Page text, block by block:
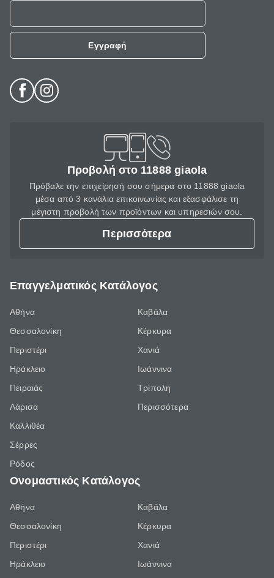
Εγγραφή
Προβολή στο 11888 giaola
Πρόβαλε την επιχείρησή σου σήμερα στο 11888 giaola
μέσα από 3 κανάλια επικοινωνίας και εξασφάλισε τη
μέγιστη προβολή των προϊόντων και υπηρεσιών σου.
Περισσότερα
Επαγγελματικός Κατάλογος
Αθήνα
Θεσσαλονίκη
Περιστέρι
Ηράκλειο
Πειραιάς
Λάρισα
Καλλιθέα
Σέρρες
Ρόδος
Καβάλα
Κέρκυρα
Χανιά
Ιωάννινα
Τρίπολη
Περισσότερα
Ονομαστικός Κατάλογος
Αθήνα
Θεσσαλονίκη
Περιστέρι
Ηράκλειο
Καβάλα
Κέρκυρα
Χανιά
Ιωάννινα